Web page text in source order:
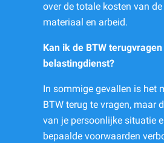
over de totale kosten van
materiaal en arbeid.
Kan ik de BTW
belastingdienst?
In sommige gevallen is het
BTW terug te vragen, maar
van je persoonlijke situatie
bepaalde voorwaarden